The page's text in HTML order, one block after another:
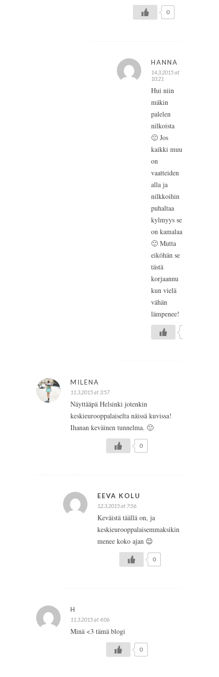
0
HANNA
14.3.2015 at
10:21
Hui niin
mäkin
palelen
nilkoista
🙂 Jos
kaikki muu
on
vaatteiden
alla ja
nilkkoihin
puhaltaa
kylmyys se
on kamalaa
🙂 Mutta
eiköhän se
tästä
korjaannu
kun vielä
vähän
lämpenee!
MILENA
11.3.2015 at 3:57
Näyttääpä Helsinki jotenkin
keskieurooppalaiselta näissä kuvissa!
Ihanan keväinen tunnelma. 🙂
0
EEVA KOLU
12.3.2015 at 7:56
Keväistä täällä on, ja
keskieurooppalaisemmaksikin
menee koko ajan 😉
0
H
11.3.2015 at 4:06
Minä <3 tämä blogi
0